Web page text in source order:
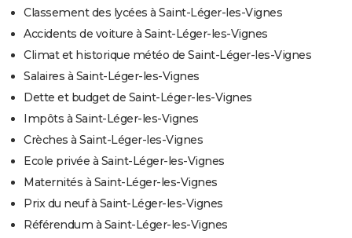
Classement des lycées à Saint-Léger-les-Vignes
Accidents de voiture à Saint-Léger-les-Vignes
Climat et historique météo de Saint-Léger-les-Vignes
Salaires à Saint-Léger-les-Vignes
Dette et budget de Saint-Léger-les-Vignes
Impôts à Saint-Léger-les-Vignes
Crèches à Saint-Léger-les-Vignes
Ecole privée à Saint-Léger-les-Vignes
Maternités à Saint-Léger-les-Vignes
Prix du neuf à Saint-Léger-les-Vignes
Référendum à Saint-Léger-les-Vignes